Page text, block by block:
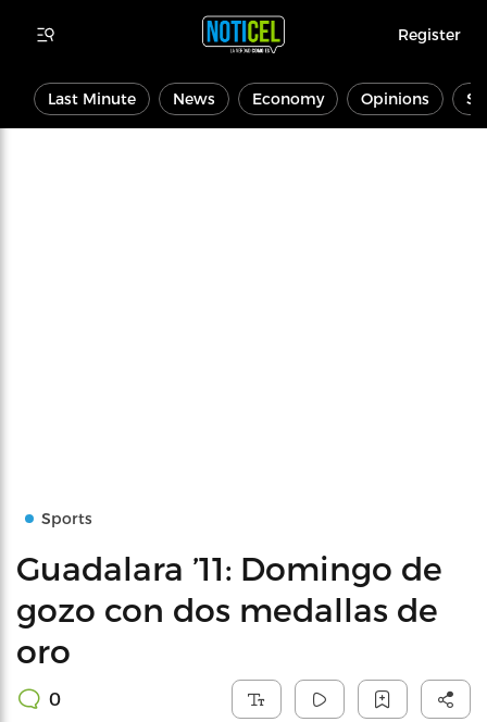
Register
Last Minute News Economy Opinions
Sports
Guadalara ’11: Domingo de
gozo con dos medallas de
oro
0